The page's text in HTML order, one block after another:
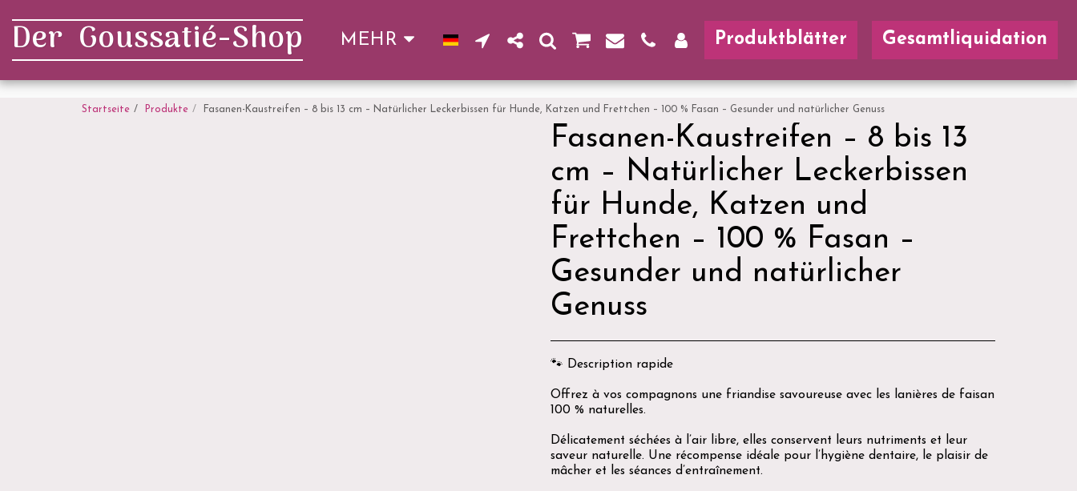
Der Goussatié-Shop MEHR Produktblätter Gesamtliquidation
Startseite Produkte Fasanen-Kaustreifen – 8 bis 13 cm – Natürlicher Leckerbissen für Hunde, Katzen und Frettchen – 100 % Fasan – Gesunder und natürlicher Genuss
Fasanen-Kaustreifen – 8 bis 13
cm – Natürlicher Leckerbissen
für Hunde, Katzen und
Frettchen – 100 % Fasan –
Gesunder und natürlicher
Genuss
🐾 Description rapide
Offrez à vos compagnons une friandise savoureuse avec les lanières de faisan
100 % naturelles.
Délicatement séchées à l’air libre, elles conservent leurs nutriments et leur
saveur naturelle. Une récompense idéale pour l’hygiène dentaire, le plaisir de
mâcher et les séances d’entraînement.